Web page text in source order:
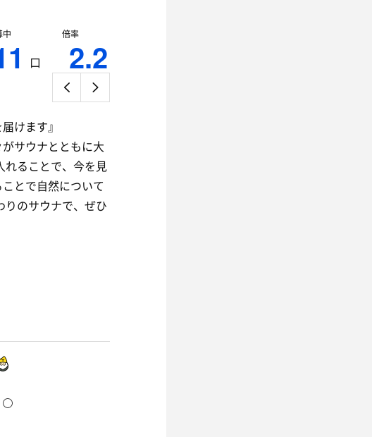
中
口
倍率
2.2
けます』
サウナとともに大
れることで、今を見
とで自然について
りのサウナで、ぜひ